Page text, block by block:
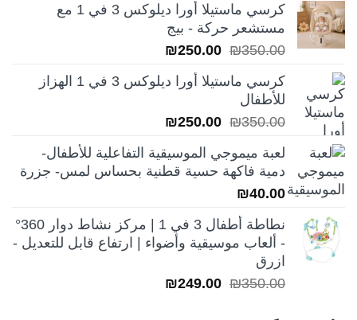
هو:
₪250.00.
هو:
كرسي ماستيلا أورا ديلوكس 3 في 1 مع
مستشعر حركة - بيج
₪350.00
السعر
هو:
₪250.00
هو:
كرسي ماستيلا أورا ديلوكس 3 في 1 الهزاز
للأطفال
₪350.00
السعر
هو:
₪350.00.
₪250.00
هو:
₪250.00.
لعبة ميموجي الموسيقية التفاعلية للأطفال-
دمية فاكهة حسية قطنية بحساس لمس- جزرة
₪40.00
نطاطة أطفال 3 في 1 | مركز نشاط دوار 360°
- ألعاب موسيقية وأضواء | ارتفاع قابل للتعديل -
ازرق
₪350.00
السعر ₪249.00